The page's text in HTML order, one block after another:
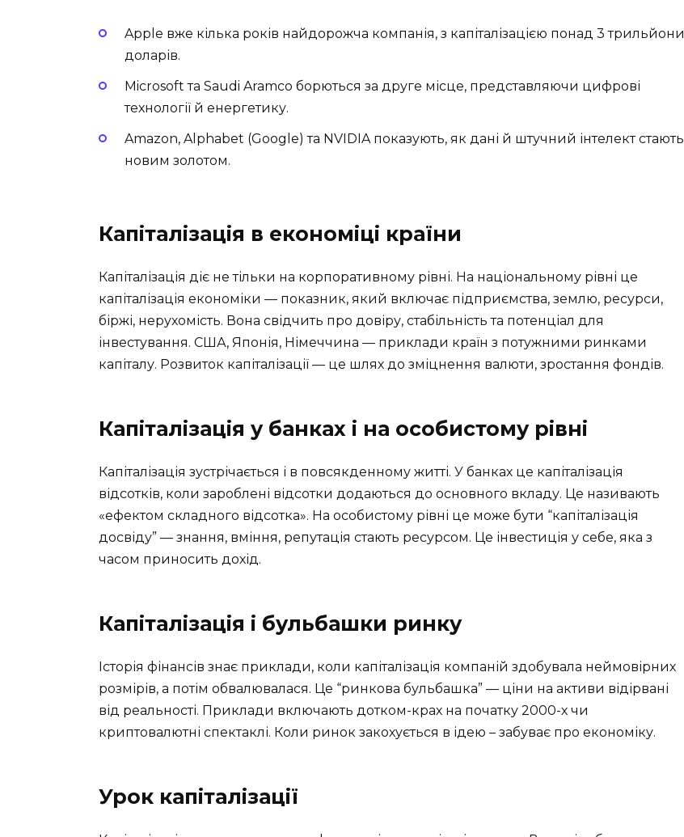
Apple вже кілька років найдорожча компанія, з капіталізацією понад 3 трильйони
доларів.
Microsoft та Saudi Aramco борються за друге місце, представляючи цифрові
технології й енергетику.
Amazon, Alphabet (Google) та NVIDIA показують, як дані й штучний інтелект стають
новим золотом.
Капіталізація в економіці країни
Капіталізація діє не тільки на корпоративному рівні. На національному рівні це
капіталізація економіки — показник, який включає підприємства, землю, ресурси,
біржі, нерухомість. Вона свідчить про довіру, стабільність та потенціал для
інвестування. США, Японія, Німеччина — приклади країн з потужними ринками
капіталу. Розвиток капіталізації — це шлях до зміцнення валюти, зростання фондів.
Капіталізація у банках і на особистому рівні
Капіталізація зустрічається і в повсякденному житті. У банках це капіталізація
відсотків, коли зароблені відсотки додаються до основного вкладу. Це називають
«ефектом складного відсотка». На особистому рівні це може бути “капіталізація
досвіду” — знання, вміння, репутація стають ресурсом. Це інвестиція у себе, яка з
часом приносить дохід.
Капіталізація і бульбашки ринку
Історія фінансів знає приклади, коли капіталізація компаній здобувала неймовірних
розмірів, а потім обвалювалася. Це “ринкова бульбашка” — ціни на активи відірвані
від реальності. Приклади включають дотком-крах на початку 2000-х чи
криптовалютні спектаклі. Коли ринок закохується в ідею – забуває про економіку.
Урок капіталізації